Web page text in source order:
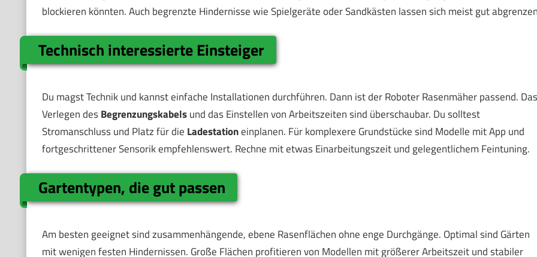
blockieren könnten. Auch begrenzte Hindernisse wie Spielgeräte oder Sandkästen lassen sich meist gut
Technisch interessierte Einsteiger
Du magst Technik und kannst einfache Installationen durchführen. Dann ist der Roboter Rasenmäher passend. Das
Verlegen desBegrenzungskabelsund das Einstellen von Arbeitszeiten sind überschaubar. Du solltest
Stromanschluss und Platz für die Ladestationeinplanen. Für komplexere Grundstücke sind Modelle mit App und
fortgeschrittener Sensorik empfehlenswert. Rechne mit etwas Einarbeitungszeit und gelegentlichem Feintuning.
Gartentypen, die gut passen
Am besten geeignet sind zusammenhängende, ebene Rasenflächen ohne enge Durchgänge. Optimal sind Gärten
mit wenigen festen Hindernissen. Große Flächen profitieren von Modellen mit größerer Arbeitszeit und stabiler